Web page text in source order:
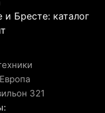
Бресте: каталог
321